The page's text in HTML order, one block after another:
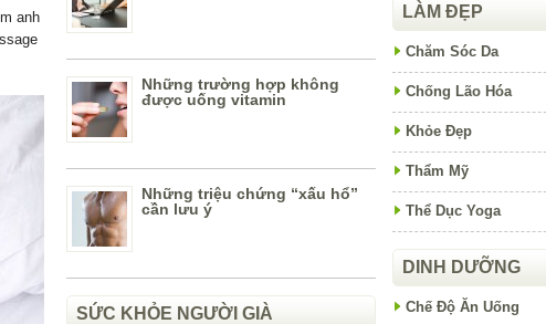
anh
Những trường hợp không
được uống vitamin
Những triệu chứng “xấu hổ”
cần lưu ý
SỨC KHỎE NGƯỜI GIÀ
LÀM ĐẸP
Chăm Sóc Da
Chống Lão Hóa
Khỏe Đẹp
Thẩm Mỹ
Thể Dục Yoga
DINH DƯỠNG
Chế Độ Ăn Uống